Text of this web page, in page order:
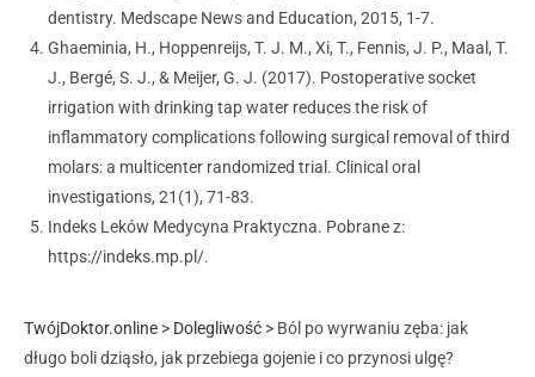
dentistry. Medscape News and Education, 2015, 1-7.
Ghaeminia, H., Hoppenreijs, T. J. M., Xi, T., Fennis, J. P., Maal, T.
J., Bergé, S. J., & Meijer, G. J. (2017). Postoperative socket
irrigation with drinking tap water reduces the risk of
inflammatory complications following surgical removal of third
molars: a multicenter randomized trial. Clinical oral
investigations, 21(1), 71-83.
Indeks Leków Medycyna Praktyczna. Pobrane z:
https://indeks.mp.pl/.
TwójDoktor.online > Dolegliwość > Ból po wyrwaniu zęba: jak
długo boli dziąsło, jak przebiega gojenie i co przynosi ulgę?